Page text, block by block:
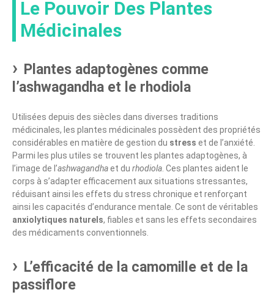
Le Pouvoir Des Plantes
Médicinales
Plantes adaptogènes comme
l’ashwagandha et le rhodiola
Utilisées depuis des siècles dans diverses traditions
médicinales, les plantes médicinales possèdent des propriétés
considérables en matière de gestion du stress et de l’anxiété.
Parmi les plus utiles se trouvent les plantes adaptogènes, à
l’image de l’ashwagandhaet du rhodiola . Ces plantes aident le
corps à s’adapter efficacement aux situations stressantes,
réduisant ainsi les effets du stress chronique et renforçant
ainsi les capacités d’endurance mentale. Ce sont de véritables
anxiolytiques naturels, fiables et sans les effets secondaires
des médicaments conventionnels.
L’efficacité de la camomille et de la
passiflore